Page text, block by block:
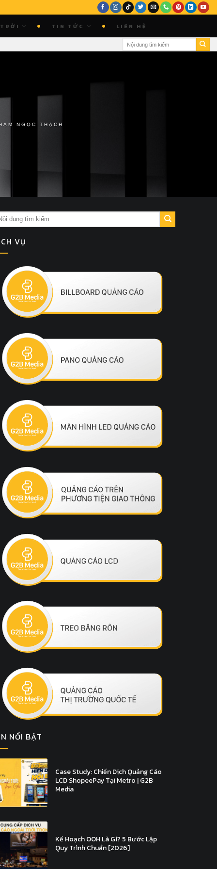
TIN TỨC LIÊN HỆ
NGỌC THẠCH
VỤ
NỔI BẬT
Case Study: Chiến Dịch Quảng Cáo
LCD ShopeePay Tại Metro | G2B
Media
Kế Hoạch OOH Là Gì? 5 Bước Lập
Quy Trình Chuẩn [2026]